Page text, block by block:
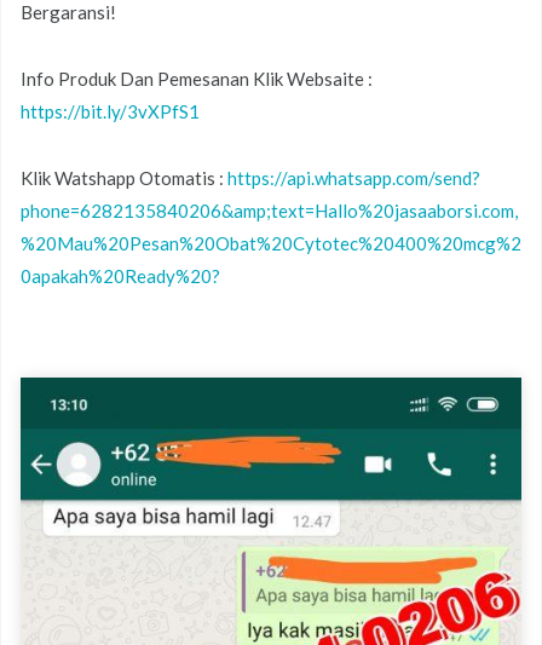
Bergaransi!
Info Produk Dan Pemesanan Klik Websaite :
https://bit.ly/3vXPfS1
Klik Watshapp Otomatis : https://api.whatsapp.com/send?
phone=6282135840206&amp;text=Hallo%20jasaaborsi.com,
%20Mau%20Pesan%20Obat%20Cytotec%20400%20mcg%2
0apakah%20Ready%20?